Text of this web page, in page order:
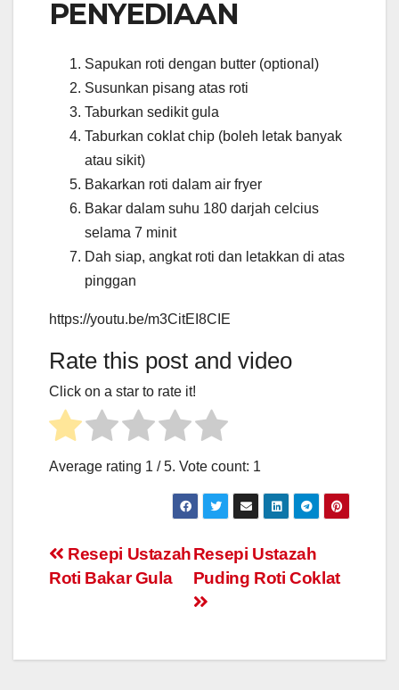
PENYEDIAAN
Sapukan roti dengan butter (optional)
Susunkan pisang atas roti
Taburkan sedikit gula
Taburkan coklat chip (boleh letak banyak
atau sikit)
Bakarkan roti dalam air fryer
Bakar dalam suhu 180 darjah celcius
selama 7 minit
Dah siap, angkat roti dan letakkan di atas
pinggan
https://youtu.be/m3CitEI8CIE
Rate this post and video
Click on a star to rate it!
Average rating 1 / 5. Vote count: 1
Post
Resepi Ustazah
Puding Roti Coklat
Resepi Ustazah
Roti Bakar Gula